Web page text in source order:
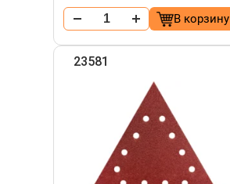
В корзину
23581